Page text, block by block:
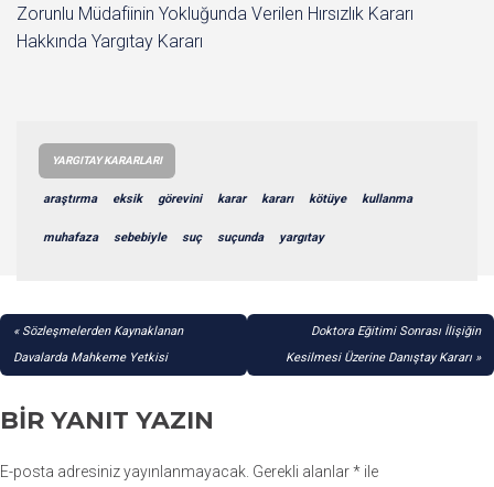
Zorunlu Müdafiinin Yokluğunda Verilen Hırsızlık Kararı
Hakkında Yargıtay Kararı
YARGITAY KARARLARI
araştırma eksik görevini karar kararı kötüye kullanma
muhafaza sebebiyle suç suçunda yargıtay
YAZI
GEZINMESI
Sözleşmelerden Kaynaklanan
Davalarda Mahkeme Yetkisi
Doktora Eğitimi Sonrası İlişiğin
Kesilmesi Üzerine Danıştay Kararı
BIR YANIT YAZIN
E-posta adresiniz yayınlanmayacak. Gerekli alanlar* ile